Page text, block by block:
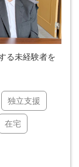
る未経験者を
独立支援
在宅